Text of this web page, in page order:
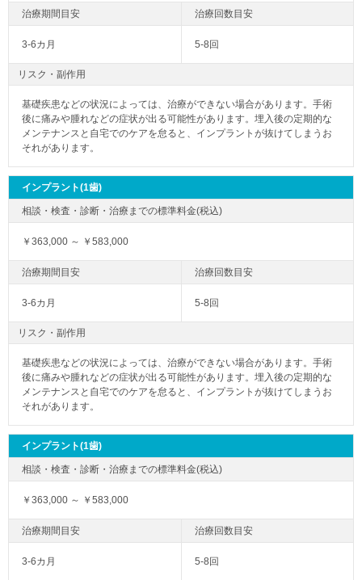
3-6カ月 5-8回
リスク・副作用
基礎疾患などの状況によっては、治療ができない場合があります。手術
後に痛みや腫れなどの症状が出る可能性があります。埋入後の定期的な
メンテナンスと自宅でのケアを怠ると、インプラントが抜けてしまうお
それがあります。
インプラント(1歯)
￥363,000 ～ ￥583,000
3-6カ月 5-8回
リスク・副作用
基礎疾患などの状況によっては、治療ができない場合があります。手術
後に痛みや腫れなどの症状が出る可能性があります。埋入後の定期的な
メンテナンスと自宅でのケアを怠ると、インプラントが抜けてしまうお
それがあります。
インプラント(1歯)
￥363,000 ～ ￥583,000
3-6カ月 5-8回